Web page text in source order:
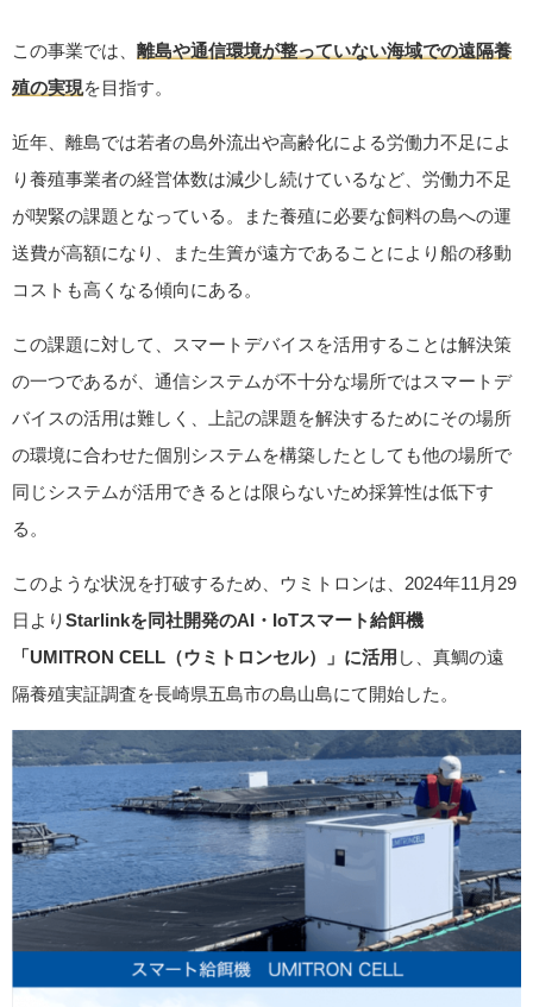
この事業では、 離島や通信環境が整っていない海域での遠隔養
殖の実現を目指す。
近年、離島では若者の島外流出や高齢化による労働力不足によ
り養殖事業者の経営体数は減少し続けているなど、労働力不足
が喫緊の課題となっている。また養殖に必要な飼料の島への運
送費が高額になり、また生簀が遠方であることにより船の移動
コストも高くなる傾向にある。
この課題に対して、スマートデバイスを活用することは解決策
の一つであるが、通信システムが不十分な場所ではスマートデ
バイスの活用は難しく、上記の課題を解決するためにその場所
の環境に合わせた個別システムを構築したとしても他の場所で
同じシステムが活用できるとは限らないため採算性は低下す
る。
このような状況を打破するため、ウミトロンは、2024年11月29
日より Starlinkを同社開発のAI・IoTスマート給餌機
「UMITRON CELL（ウミトロンセル）」に活用 し、真鯛の遠
隔養殖実証調査を長崎県五島市の島山島にて開始した。